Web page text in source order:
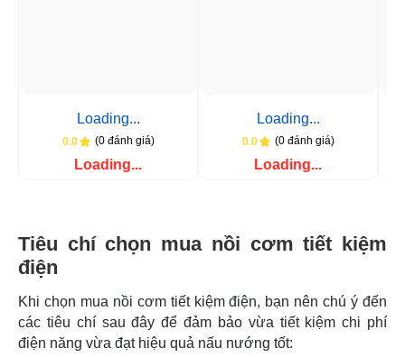
Loading...
0.0 (0 đánh giá)
Loading...
Loading...
0.0 (0 đánh giá)
Loading...
Tiêu chí chọn mua nồi cơm tiết kiệm
điện
Khi chọn mua nồi cơm tiết kiệm điện, bạn nên chú ý đến
các tiêu chí sau đây để đảm bảo vừa tiết kiệm chi phí
điện năng vừa đạt hiệu quả nấu nướng tốt: